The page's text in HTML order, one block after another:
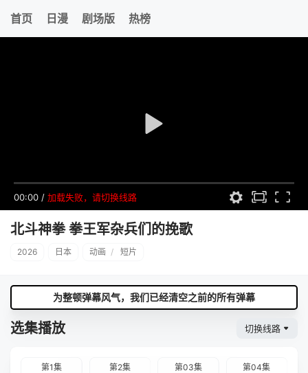
首页 日漫 剧场版 热榜
00:00 / 加载失败，请切换线路
北斗神拳 拳王军杂兵们的挽歌
2026 日本 动画 / 短片
为整顿弹幕风气，我们已经清空之前的所有弹幕
选集播放 切换线路
第1集 第2集 第03集 第04集